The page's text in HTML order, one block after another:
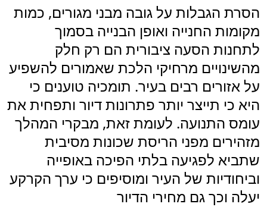
הסרת הגבלות על גובה מבני מגורים, כמות
מקומות החנייה ואופן הבנייה בסמוך
לתחנות הסעה ציבורית הם רק חלק
מהשינויים מרחיקי הלכת שאמורים להשפיע
על אזורים רבים בעיר. תומכיה טוענים כי
היא כי תייצר יותר פתרונות דיור ותפחית את
עומס התנועה. לעומת זאת, מבקרי המהלך
מזהירים מפני הריסת שכונות מסיבית
שתביא לפגיעה בלתי הפיכה באופייה
וביחודיות של העיר ומוסיפים כי ערך הקרקע
יעלה וכך גם מחירי הדיור